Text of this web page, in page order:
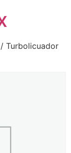
/ Turbolicuador